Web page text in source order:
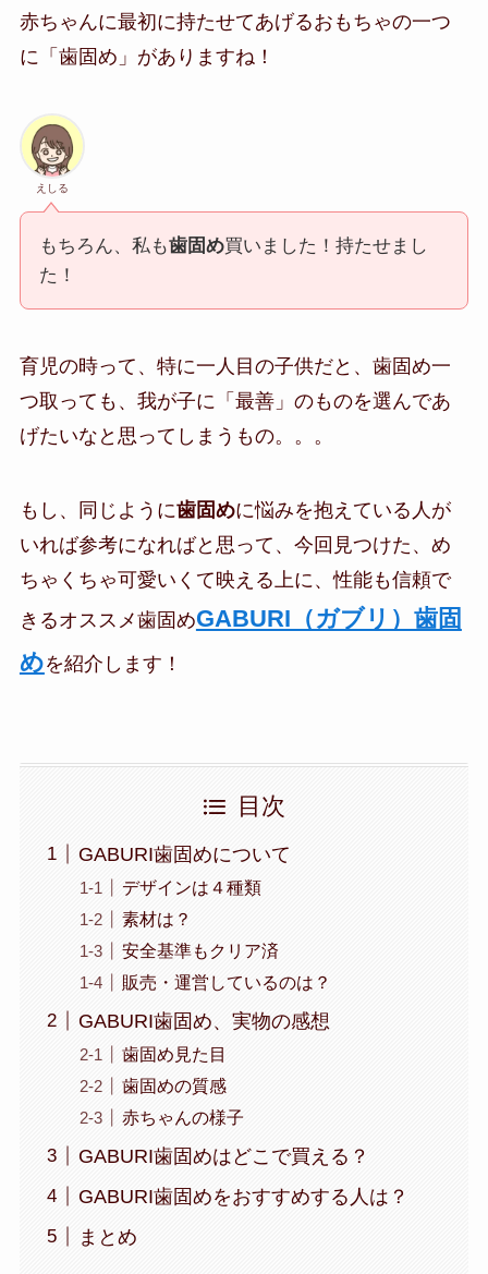
赤ちゃんに最初に持たせてあげるおもちゃの一つ
に「歯固め」がありますね！
えしる
もちろん、私も歯固め買いました！持たせまし
た！
育児の時って、特に一人目の子供だと、歯固め一
つ取っても、我が子に「最善」のものを選んであ
げたいなと思ってしまうもの。。。
もし、同じように歯固めに悩みを抱えている人が
いれば参考になればと思って、今回見つけた、め
ちゃくちゃ可愛いくて映える上に、性能も信頼で
きるオススメ歯固めGABURI（ガブリ）歯固
めを紹介します！
目次
GABURI歯固めについて
デザインは４種類
素材は？
安全基準もクリア済
販売・運営しているのは？
GABURI歯固め、実物の感想
歯固め見た目
歯固めの質感
赤ちゃんの様子
GABURI歯固めはどこで買える？
GABURI歯固めをおすすめする人は？
まとめ